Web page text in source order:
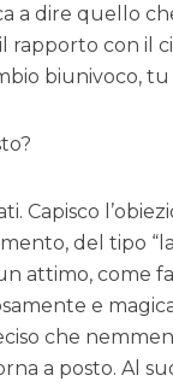
a dire quello
rapporto con il
biunivoco, tu
Capisco
del tipo
attimo, come
e
che
a posto. Al